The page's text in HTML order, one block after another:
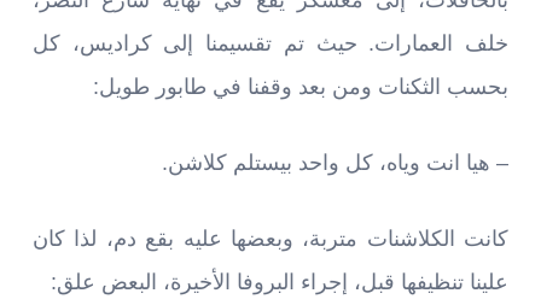
خلف العمارات. حيث تم تقسيمنا إلى كراديس، كل
بحسب الثكنات ومن بعد وقفنا في طابور طويل:
– هيا انت وياه، كل واحد بيستلم كلاشن.
كانت الكلاشنات متربة، وبعضها عليه بقع دم، لذا كان
علينا تنظيفها قبل، إجراء البروفا الأخيرة، البعض علق: